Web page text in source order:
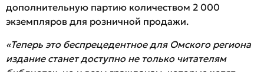
дополнительную партию количеством 2 000
экземпляров для розничной продажи.
«Теперь это беспрецедентное для Омского региона
издание станет доступно не только читателям